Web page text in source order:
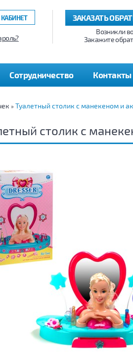
ЗАКАЗАТЬ
Возникли
Закажите
Сотрудничество Контакты
» Туалетный столик с манекеном и
столик с